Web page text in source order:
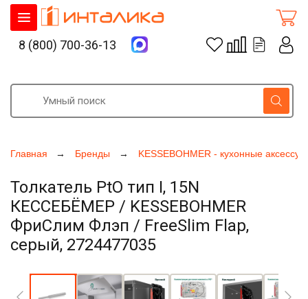
Главная Бренды KESSEBOHMER - кухонные
Толкатель PtO тип I, 15N
КЕССЕБЁМЕР / KESSEBOHMER
ФриСлим Флэп / FreeSlim Flap,
серый, 2724477035
8 (800) 700-36-13